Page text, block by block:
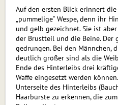
Auf den ersten Blick erinnert
„pummelige“ Wespe, denn ihr
und gelb gezeichnet. Sie ist
der Brustteil und die Beine. Der
gedrungen. Bei den Männchen,
deutlich größer sind als die
Ende des Hinterleibs drei
Waffe eingesetzt werden
Unterseite des Hinterleibs
Haarbürste zu erkennen, die